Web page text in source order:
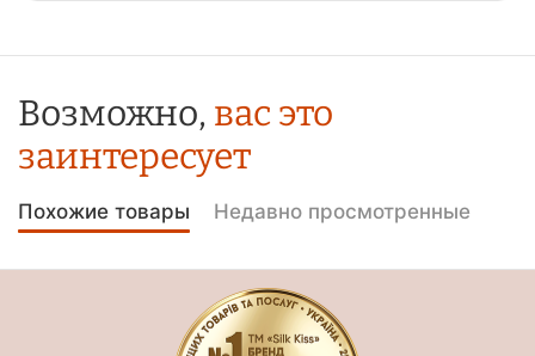
Возможно, вас это
заинтересует
Похожие товары Недавно просмотренные